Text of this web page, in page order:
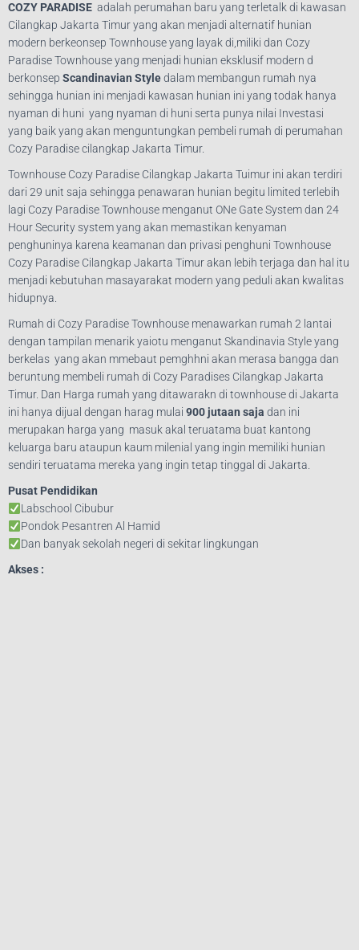
COZY PARADISE adalah perumahan baru yang terletalk di kawasan
Cilangkap Jakarta Timur yang akan menjadi alternatif hunian
modern berkeonsep Townhouse yang layak di,miliki dan Cozy
Paradise Townhouse yang menjadi hunian eksklusif modern d
berkonsep Scandinavian Styledalam membangun rumah nya
sehingga hunian ini menjadi kawasan hunian ini yang todak hanya
nyaman di huni yang nyaman di huni serta punya nilai Investasi
yang baik yang akan menguntungkan pembeli rumah di perumahan
Cozy Paradise cilangkap Jakarta Timur.
Townhouse Cozy Paradise Cilangkap Jakarta Tuimur ini akan terdiri
dari 29 unit saja sehingga penawaran hunian begitu limited terlebih
lagi Cozy Paradise Townhouse menganut ONe Gate System dan 24
Hour Security system yang akan memastikan kenyaman
penghuninya karena keamanan dan privasi penghuni Townhouse
Cozy Paradise Cilangkap Jakarta Timur akan lebih terjaga dan hal itu
menjadi kebutuhan masayarakat modern yang peduli akan kwalitas
hidupnya.
Rumah di Cozy Paradise Townhouse menawarkan rumah 2 lantai
dengan tampilan menarik yaiotu menganut Skandinavia Style yang
berkelas yang akan mmebaut pemghhni akan merasa bangga dan
beruntung membeli rumah di Cozy Paradises Cilangkap Jakarta
Timur. Dan Harga rumah yang ditawarakn di townhouse di Jakarta
ini hanya dijual dengan harag mulai 900 jutaan saja dan ini
merupakan harga yang masuk akal teruatama buat kantong
keluarga baru ataupun kaum milenial yang ingin memiliki hunian
sendiri teruatama mereka yang ingin tetap tinggal di Jakarta.
Pusat Pendidikan
Labschool Cibubur
Pondok Pesantren Al Hamid
Dan banyak sekolah negeri di sekitar lingkungan
Akses :